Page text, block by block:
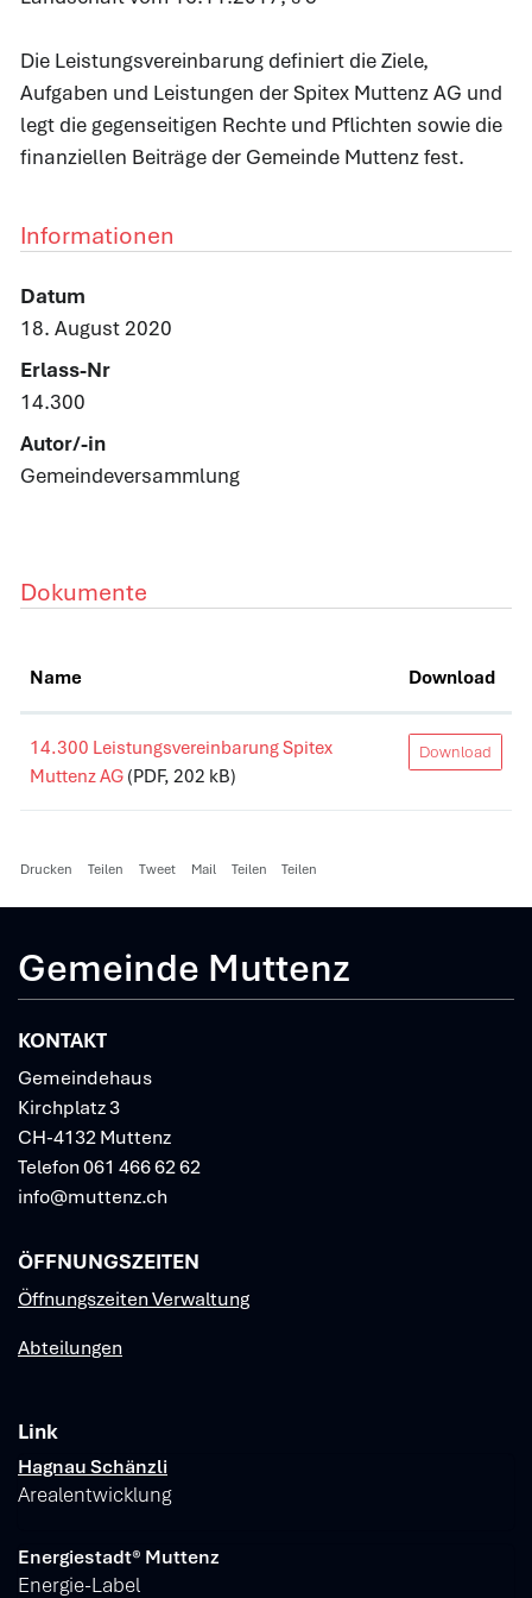
Die Leistungsvereinbarung definiert die Ziele,
Aufgaben und Leistungen der Spitex Muttenz AG und
legt die gegenseitigen Rechte und Pflichten sowie die
finanziellen Beiträge der Gemeinde Muttenz fest.
Informationen
Datum
18. August 2020
Erlass-Nr
14.300
Autor/-in
Gemeindeversammlung
Dokumente
Name Download
14.300 Leistungsvereinbarung Spitex
Muttenz AG (PDF, 202 kB)
Download
Drucken Teilen Tweet Mail Teilen Teilen
Gemeinde Muttenz
KONTAKT
Gemeindehaus
Kirchplatz 3
CH-4132 Muttenz
Telefon061 466 62 62
info@muttenz.ch
ÖFFNUNGSZEITEN
Öffnungszeiten Verwaltung
Abteilungen
Link
Verschiedene Informationen
Hagnau Schänzli
Arealentwicklung
Energiestadt® Muttenz
Energie-Label